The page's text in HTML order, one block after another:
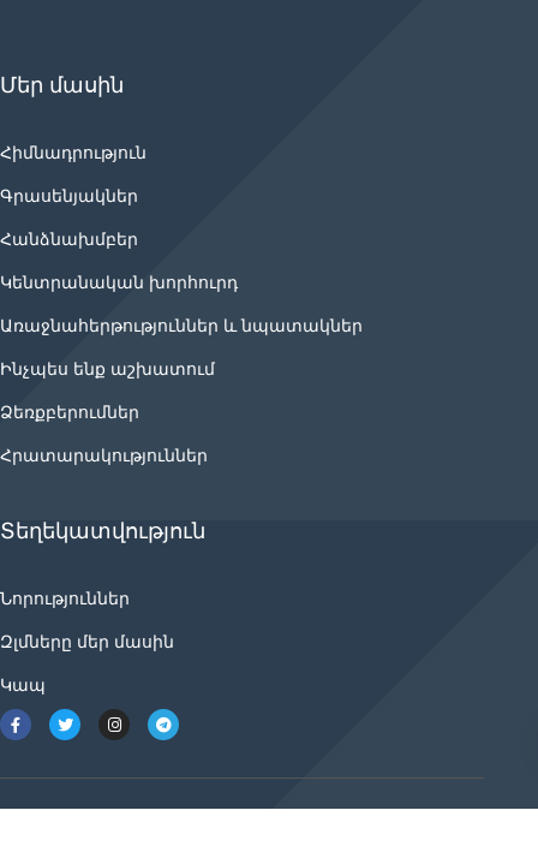
Մեր մասին
Հիմնադրություն
Գրասենյակներ
Հանձնախմբեր
Կենտրանական խորհուրդ
Առաջնահերթություններ և նպատակներ
Ինչպես ենք աշխատում
Ձեռքբերումներ
Հրատարակություններ
Տեղեկատվություն
Նորություններ
Զլմները մեր մասին
Կապ